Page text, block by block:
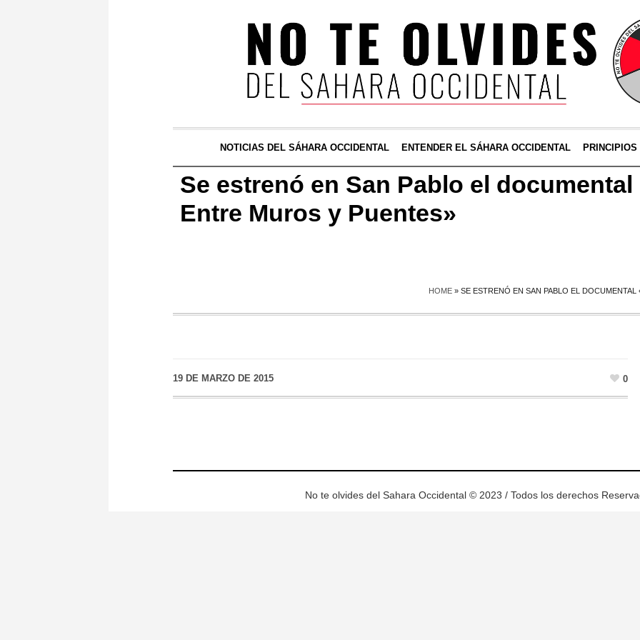
NOTICIAS DEL SÁHARA OCCIDENTAL ENTENDER EL SÁHARA OCCIDENTAL
Se estrenó en San Pablo el
Entre Muros y Puentes»
HOME » SE ESTRENÓ EN SAN PABLO EL
19 DE MARZO DE 2015 0
No te olvides del Sahara Occidental © 2023 / Todos los derechos